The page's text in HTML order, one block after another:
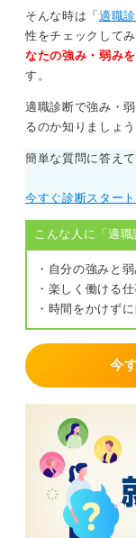
る今だからこ
0
そんな時は「 適職
性をチェックして
なたの強み・弱み
す。
適職診断で強み・
るのか知りましょう
簡単な質問に答え
今すぐ診断スタート
こんな人に「適職
・自分の強みと
・楽しく働ける
・時間をかけず
今